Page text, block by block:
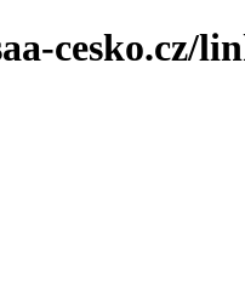
cesko.cz/